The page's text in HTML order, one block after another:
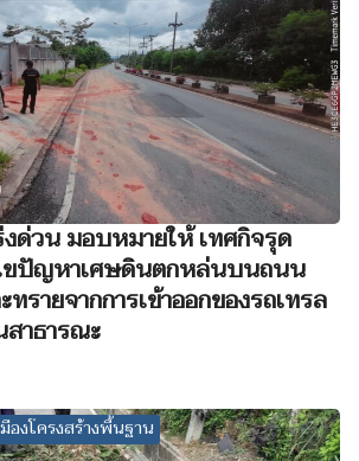
งด่วน มอบหมายให้ เทศกิจรุด
ปัญหาเศษดินตกหล่นบนถนน
ทรายจากการเข้าออกของรถเทรล
าธารณะ
งโครงสร้างพื้นฐาน